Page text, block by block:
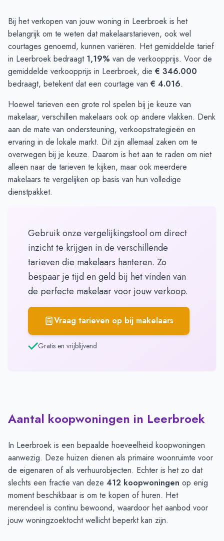
Bij het verkopen van jouw woning in Leerbroek is het
belangrijk om te weten dat makelaarstarieven, ook wel
courtages genoemd, kunnen variëren. Het gemiddelde tarief
in Leerbroek bedraagt 1,19% van de verkoopprijs. Voor de
gemiddelde verkoopprijs in Leerbroek, die € 346.000
bedraagt, betekent dat een courtage van € 4.016.
Hoewel tarieven een grote rol spelen bij je keuze van
makelaar, verschillen makelaars ook op andere vlakken. Denk
aan de mate van ondersteuning, verkoopstrategieën en
ervaring in de lokale markt. Dit zijn allemaal zaken om te
overwegen bij je keuze. Daarom is het aan te raden om niet
alleen naar de tarieven te kijken, maar ook meerdere
makelaars te vergelijken op basis van hun volledige
dienstpakket.
Gebruik onze vergelijkingstool om direct
inzicht te krijgen in de verschillende
tarieven die makelaars hanteren. Zo
bespaar je tijd en geld bij het vinden van
de perfecte makelaar voor jouw verkoop.
Vraag tarieven op bij makelaars
Gratis en vrijblijvend
Aantal koopwoningen in Leerbroek
In Leerbroek is een bepaalde hoeveelheid koopwoningen
aanwezig. Deze huizen dienen als primaire woonruimte voor
de eigenaren of als verhuurobjecten. Echter is het zo dat
slechts een fractie van deze 412 koopwoningen op enig
moment beschikbaar is om te kopen of huren. Het
merendeel is continu bewoond, waardoor het aanbod voor
jouw woningzoektocht wellicht beperkt kan zijn.